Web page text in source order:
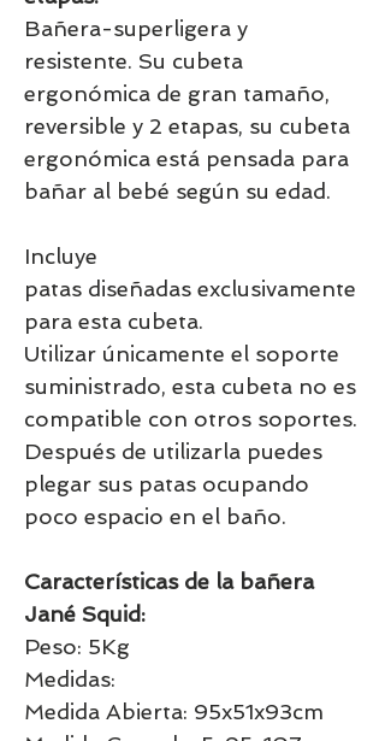
Bañera-superligera y
resistente. Su cubeta
ergonómica de gran tamaño,
reversible y 2 etapas, su cubeta
ergonómica está pensada para
bañar al bebé según su edad.
Incluye
patas diseñadas exclusivamente
para esta cubeta.
Utilizar únicamente el soporte
suministrado, esta cubeta no es
compatible con otros soportes.
Después de utilizarla puedes
plegar sus patas ocupando
poco espacio en el baño.
Características de la bañera
Jané Squid:
Peso: 5Kg
Medidas:
Medida Abierta: 95x51x93cm